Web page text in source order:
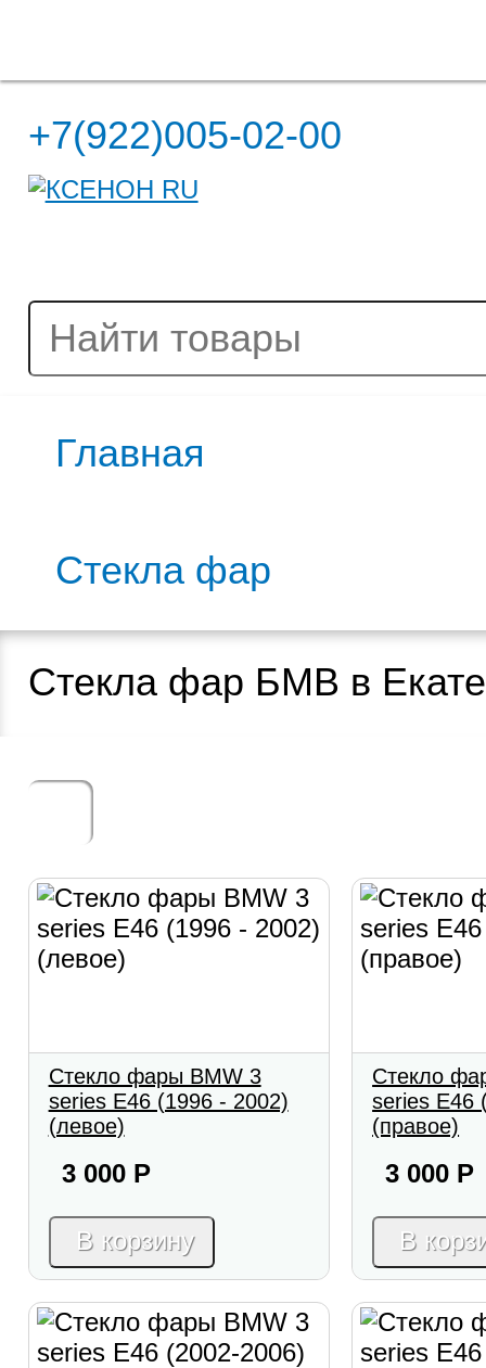
+7(922)005-02-00
Главная
Стекла фар
Стекла фар БМВ в
Стекло фары BMW 3
series E46 (1996 - 2002)
(левое)
3 000 Р
В корзину
Стекло
series E46
(правое)
3 000 Р
В